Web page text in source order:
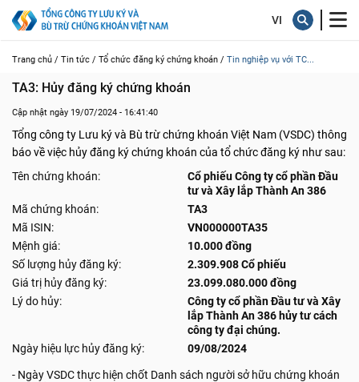
Trang chủ / Tin tức / Tổ chức đăng ký chứng khoán / Tin nghiệp vụ với TC...
TA3: Hủy đăng ký chứng khoán
Cập nhật ngày 19/07/2024 - 16:41:40
Tổng công ty Lưu ký và Bù trừ chứng khoán Việt Nam (VSDC) thông
báo về việc hủy đăng ký chứng khoán của tổ chức đăng ký như sau:
Tên chứng khoán:
Cổ phiếu Công ty cổ phần Đầu
tư và Xây lắp Thành An 386
Mã chứng khoán:
TA3
Mã ISIN:
VN000000TA35
Mệnh giá:
10.000 đồng
Số lượng hủy đăng ký:
2.309.908 Cổ phiếu
Giá trị hủy đăng ký:
23.099.080.000 đồng
Lý do hủy:
Công ty cổ phần Đầu tư và Xây
lắp Thành An 386 hủy tư cách
công ty đại chúng.
Ngày hiệu lực hủy đăng ký:
09/08/2024
- Ngày VSDC thực hiện chốt Danh sách người sở hữu chứng khoán